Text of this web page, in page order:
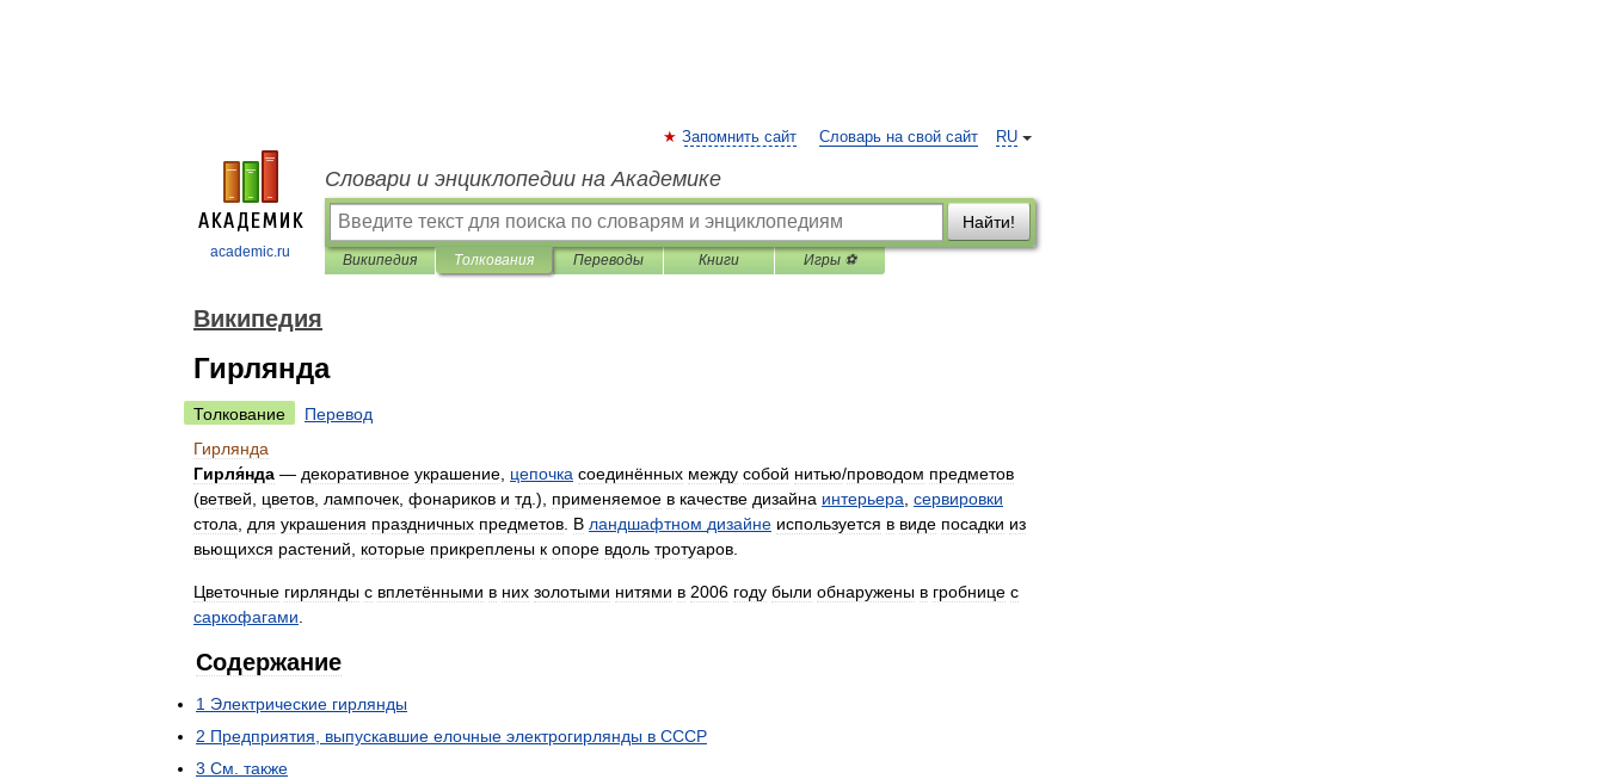
academic.ru
RU
Запомнить сайт Словарь на свой сайт
Словари и энциклопедии на Академике
Найти!
Википедия Толкования Переводы Книги Игры ⚽
Википедия
Гирлянда
Толкование
Перевод
Гирлянда
Гирля́нда — декоративное украшение цепочка соединённых между собой нитью/проводом предметов
(ветвей цветов лампочек фонариков и тд .), применяемое в качестве дизайна интерьера сервировки
стола
для украшения праздничных предметов В ландшафтном дизайне используется в виде посадки из
вьющихся растений которые прикреплены к опоре вдоль тротуаров
Цветочные гирлянды с вплетёнными в них золотыми нитями в 2006 году были обнаружены в гробнице с
саркофагами
Содержание
1 Электрические гирлянды
2 Предприятия выпускавшие елочные электрогирлянды в СССР
3 См также